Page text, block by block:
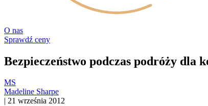
O nas
Sprawdź ceny
Bezpieczeństwo podczas podróży dla
MS
Madeline Sharpe
| 21 września 2012